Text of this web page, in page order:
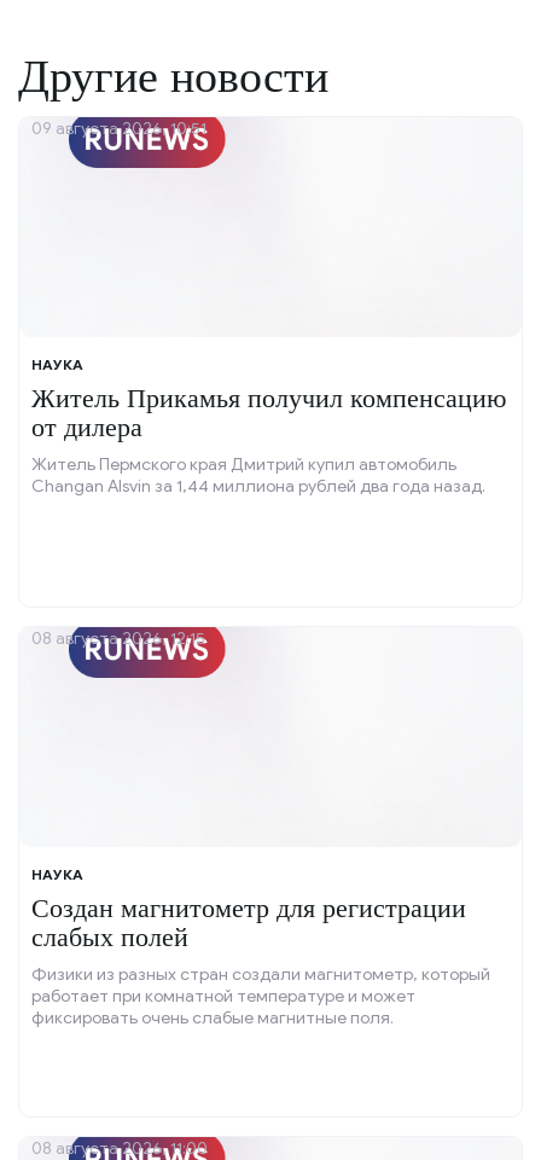
Другие новости
НАУКА
Житель Прикамья получил компенсацию
от дилера
Житель Пермского края Дмитрий купил автомобиль
Changan Alsvin за 1,44 миллиона рублей два года назад.
09 августа 2026, 10:51
НАУКА
Создан магнитометр для регистрации
слабых полей
Физики из разных стран создали магнитометр, который
работает при комнатной температуре и может
фиксировать очень слабые магнитные поля.
08 августа 2026, 12:15
08 августа 2026, 11:00